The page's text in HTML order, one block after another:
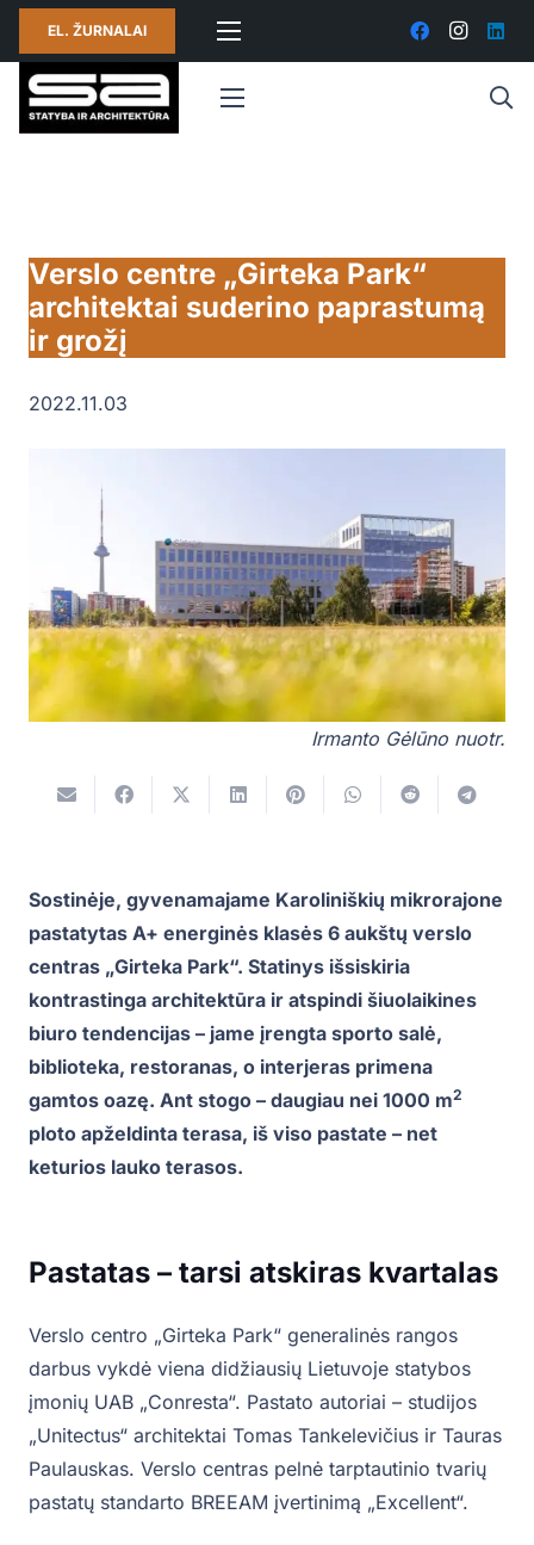
EL. ŽURNALAI
Verslo centre „Girteka Park“
architektai suderino paprastumą
ir grožį
2022.11.03
Irmanto Gėlūno nuotr.
Sostinėje, gyvenamajame Karoliniškių mikrorajone
pastatytas A+ energinės klasės 6 aukštų verslo
centras „Girteka Park“. Statinys išsiskiria
kontrastinga architektūra ir atspindi šiuolaikines
biuro tendencijas – jame įrengta sporto salė,
biblioteka, restoranas, o interjeras primena
gamtos oazę. Ant stogo – daugiau nei 1000 m2
ploto apželdinta terasa, iš viso pastate – net
keturios lauko terasos.
Pastatas – tarsi atskiras kvartalas
Verslo centro „Girteka Park“ generalinės rangos
darbus vykdė viena didžiausių Lietuvoje statybos
įmonių UAB „Conresta“. Pastato autoriai – studijos
„Unitectus“ architektai Tomas Tankelevičius ir Tauras
Paulauskas. Verslo centras pelnė tarptautinio tvarių
pastatų standarto BREEAM įvertinimą „Excellent“.